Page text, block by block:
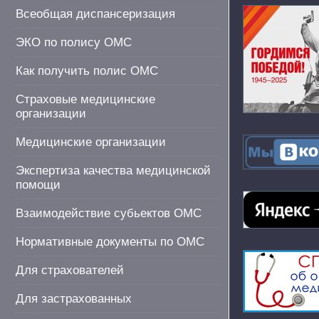
Всеобщая диспансеризация
ЭКО по полису ОМС
Как получить полис ОМС
Страховые медицинские
организации
Медицинские организации
Экспертиза качества медицинской
помощи
Взаимодействие субьектов ОМС
Нормативные документы по ОМС
Для страхователей
Для застрахованных